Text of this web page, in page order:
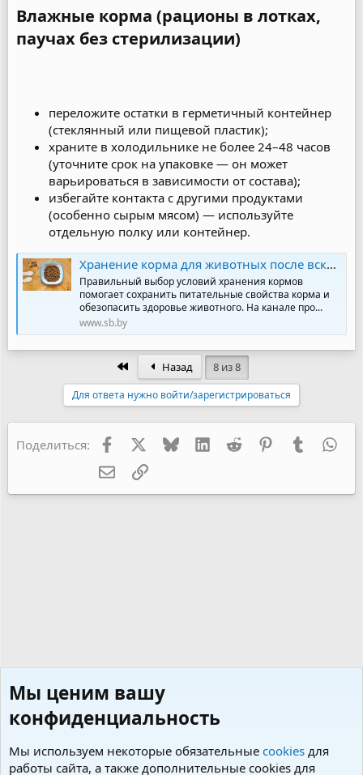
Влажные корма (рационы в лотках,
паучах без стерилизации)​
переложите остатки в герметичный контейнер
(стеклянный или пищевой пластик);
храните в холодильнике не более 24–48 часов
(уточните срок на упаковке — он может
варьироваться в зависимости от состава);
избегайте контакта с другими продуктами
(особенно сырым мясом) — используйте
отдельную полку или контейнер.
Хранение корма для животных после вскрытия: сроки и правила для сухих, влажных кормов и консервов
Правильный выбор условий хранения кормов
помогает сохранить питательные свойства корма и
обезопасить здоровье животного. На канале про...
www.sb.by
ПервыйНазад 8 из 8
Для ответа нужно войти/зарегистрироваться
Поделиться: Facebook BlueskyLinkedInReddit PinterestTumblr
Электронная почта
Ссылка
Мы ценим вашу
конфиденциальность
Мы используем некоторые обязательные cookies для
работы сайта, а также дополнительные cookies для